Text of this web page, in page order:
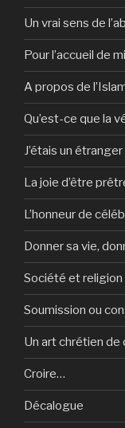
Un vrai sens de
Pour l’accueil de
A propos de
Qu’est-ce que la
J’étais un
La joie d’être
L’honneur de
Donner sa vie,
Société et religion
Soumission ou
Un art chrétien
Croire…
Décalogue